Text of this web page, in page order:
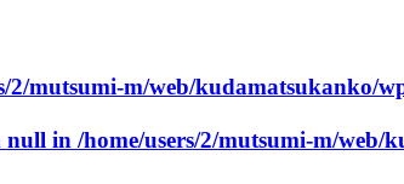
2/mutsumi-m/web/kudamatsukanko/
null in /home/users/2/mutsumi-m/web/